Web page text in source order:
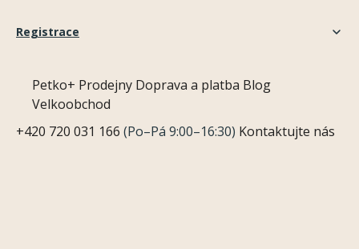
Registrace
Petko+ Prodejny Doprava a platba Blog
Velkoobchod
+420 720 031 166 (Po–Pá 9:00–16:30) Kontaktujte nás